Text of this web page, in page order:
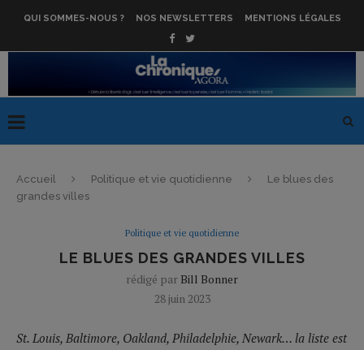
QUI SOMMES-NOUS ? NOS NEWSLETTERS MENTIONS LÉGALES
Accueil Politique et vie quotidienne
Le blues des
grandes villes
Politique et vie quotidienne
LE BLUES DES GRANDES VILLES
rédigé par Bill Bonner
28 juin 2023
St. Louis, Baltimore, Oakland, Philadelphie, Newark… la liste est